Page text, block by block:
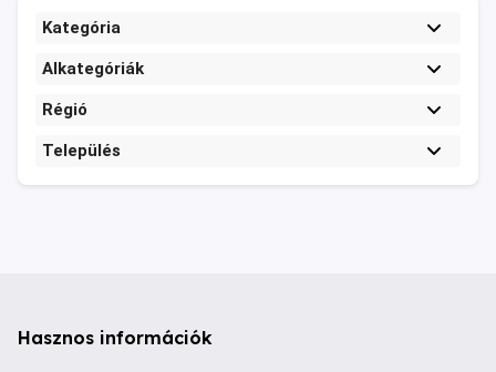
Kategória
Alkategóriák
Régió
Település
Hasznos információk